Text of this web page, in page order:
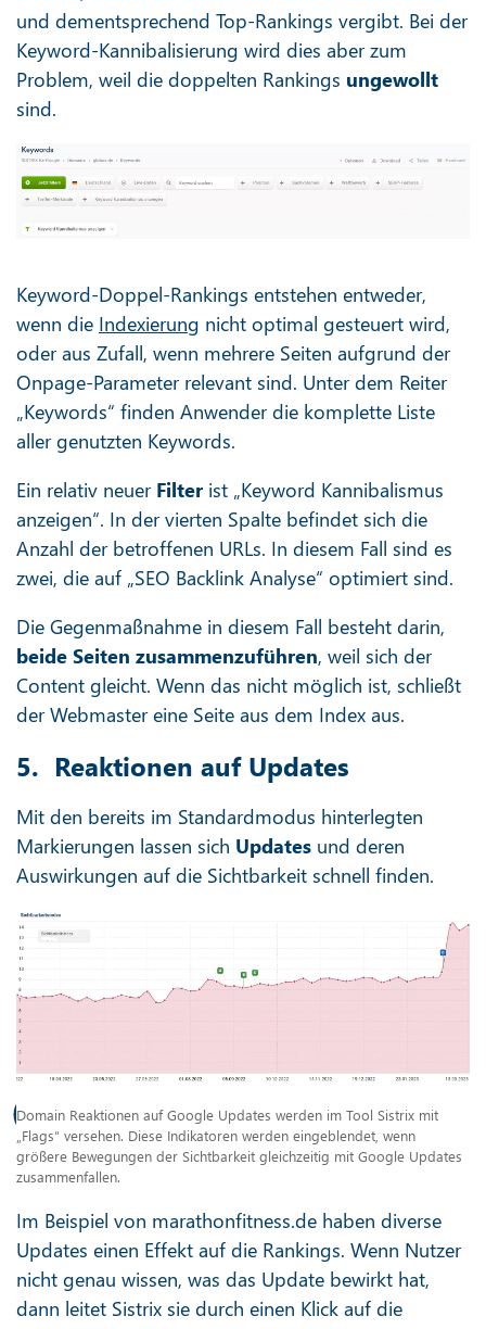
und dementsprechend Top-Rankings vergibt. Bei der
Keyword-Kannibalisierung wird dies aber zum
Problem, weil die doppelten Rankings ungewollt
sind.
Keyword-Doppel-Rankings entstehen entweder,
wenn die Indexierung nicht optimal gesteuert wird,
oder aus Zufall, wenn mehrere Seiten aufgrund der
Onpage-Parameter relevant sind. Unter dem Reiter
„Keywords“ finden Anwender die komplette Liste
aller genutzten Keywords.
Ein relativ neuer Filter ist „Keyword Kannibalismus
anzeigen“. In der vierten Spalte befindet sich die
Anzahl der betroffenen URLs. In diesem Fall sind es
zwei, die auf „SEO Backlink Analyse“ optimiert sind.
Die Gegenmaßnahme in diesem Fall besteht darin,
beide Seiten zusammenzuführen, weil sich der
Content gleicht. Wenn das nicht möglich ist, schließt
der Webmaster eine Seite aus dem Index aus.
5. Reaktionen auf Updates
Mit den bereits im Standardmodus hinterlegten
Markierungen lassen sich Updates und deren
Auswirkungen auf die Sichtbarkeit schnell finden.
Domain Reaktionen auf Google Updates werden im Tool Sistrix mit
„Flags“ versehen. Diese Indikatoren werden eingeblendet, wenn
größere Bewegungen der Sichtbarkeit gleichzeitig mit Google Updates
zusammenfallen.
Im Beispiel von marathonfitness.de haben diverse
Updates einen Effekt auf die Rankings. Wenn Nutzer
nicht genau wissen, was das Update bewirkt hat,
dann leitet Sistrix sie durch einen Klick auf die